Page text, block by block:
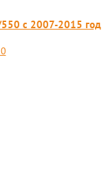
550 c 2007-2015 год